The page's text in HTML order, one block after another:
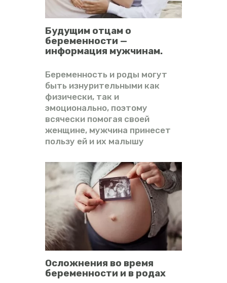
Будущим отцам о
беременности —
информация мужчинам.
Беременность и роды могут
быть изнурительными как
физически, так и
эмоционально, поэтому
всячески помогая своей
женщине, мужчина принесет
пользу ей и их малышу
Осложнения во время
беременности и в родах